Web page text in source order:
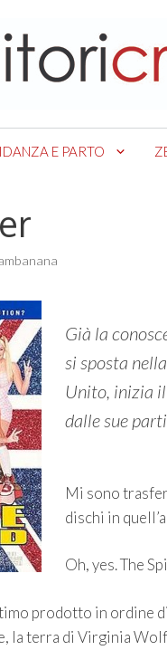
E PARTO
Già la
si sposta
Unito, inizia il
dalle sue
Mi sono
dischi in
Oh, yes. The
prodotto in ordine
la terra di Virginia